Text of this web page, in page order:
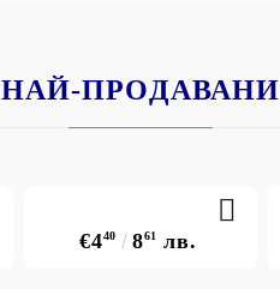
НАЙ-ПРОДАВАНИ
€440 861 лв.